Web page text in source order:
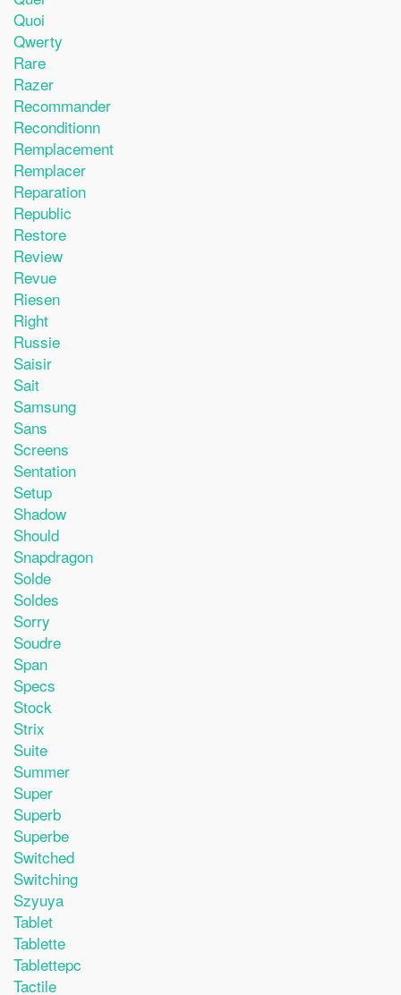
Quoi
Qwerty
Rare
Razer
Recommander
Reconditionn
Remplacement
Remplacer
Reparation
Republic
Restore
Review
Revue
Riesen
Right
Russie
Saisir
Sait
Samsung
Sans
Screens
Sentation
Setup
Shadow
Should
Snapdragon
Solde
Soldes
Sorry
Soudre
Span
Specs
Stock
Strix
Suite
Summer
Super
Superb
Superbe
Switched
Switching
Szyuya
Tablet
Tablette
Tablettepc
Tactile